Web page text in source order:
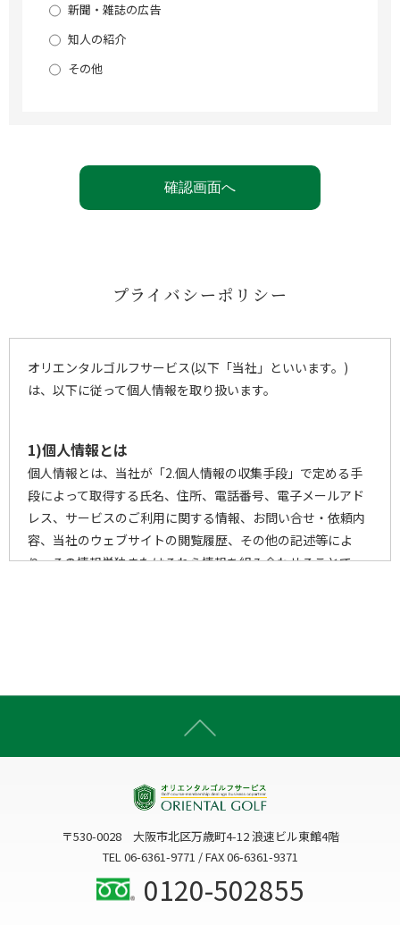
新聞・雑誌の広告
知人の紹介
その他
プライバシーポリシー
オリエンタルゴルフサービス(以下「当社」といいます。)
は、以下に従って個人情報を取り扱います。
1)個人情報とは
個人情報とは、当社が「2.個人情報の収集手段」で定める手
段によって取得する氏名、住所、電話番号、電子メールアド
レス、サービスのご利用に関する情報、お問い合せ・依頼内
容、当社のウェブサイトの閲覧履歴、その他の記述等によ
り、その情報単独またはそれら情報を組み合わせることで、
3)個人情報の利用目的
当社は、個人情報を、以下の何れかに該当する場合を除き、
事前にお知らせした利用目的以外には利用いたしません。
〒530-0028 大阪市北区万歳町4-12 浪速ビル東館4階
TEL 06-6361-9771 / FAX 06-6361-9371
0120-502855